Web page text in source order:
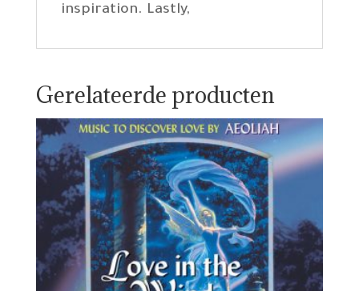
inspiration. Lastly,
Gerelateerde producten